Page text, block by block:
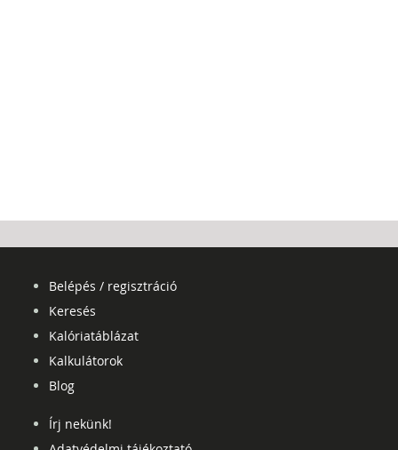
Belépés / regisztráció
Keresés
Kalóriatáblázat
Kalkulátorok
Blog
Írj nekünk!